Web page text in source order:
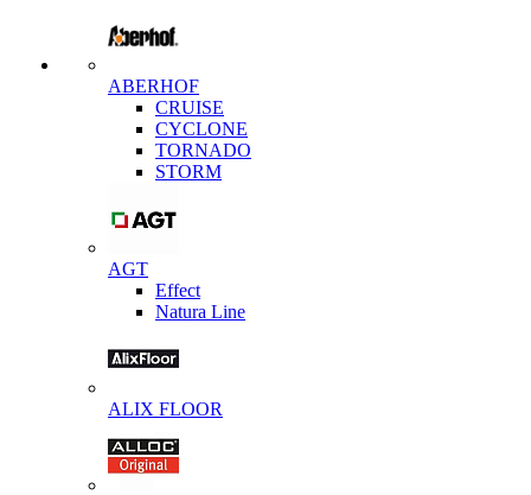
ABERHOF
CRUISE
CYCLONE
TORNADO
STORM
AGT
Effect
Natura Line
ALIX FLOOR